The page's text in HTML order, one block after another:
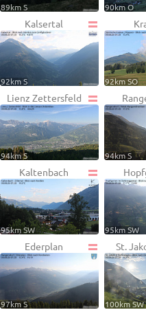
89km S 90km O
Kalsertal
92km S 92km SO
Lienz Zettersfeld
94km S 94km S
Kaltenbach
95km SW 95km SW
Ederplan
97km S
St.
100km SW